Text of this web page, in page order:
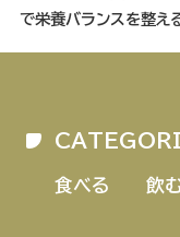
で栄養バランスを整え
食べる 飲